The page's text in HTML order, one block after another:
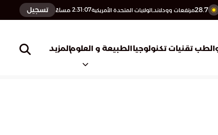
28.7مرتفعات وودلاند,الولايات المتحدة الأمريكية2:31:08 مساءً تسجيل
تقنيات تكنولوجياالطبيعة و العلومالمزيد